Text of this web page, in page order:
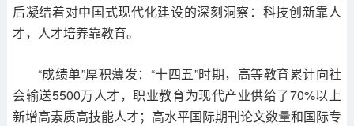
后凝结着对中国式现代化建设的深刻洞察：科技创新靠人
才，人才培养靠教育。
“成绩单”厚积薄发：“十四五”时期，高等教育累计向社
会输送5500万人才，职业教育为现代产业供给了70%以上
新增高素质高技能人才；高水平国际期刊论文数量和国际专